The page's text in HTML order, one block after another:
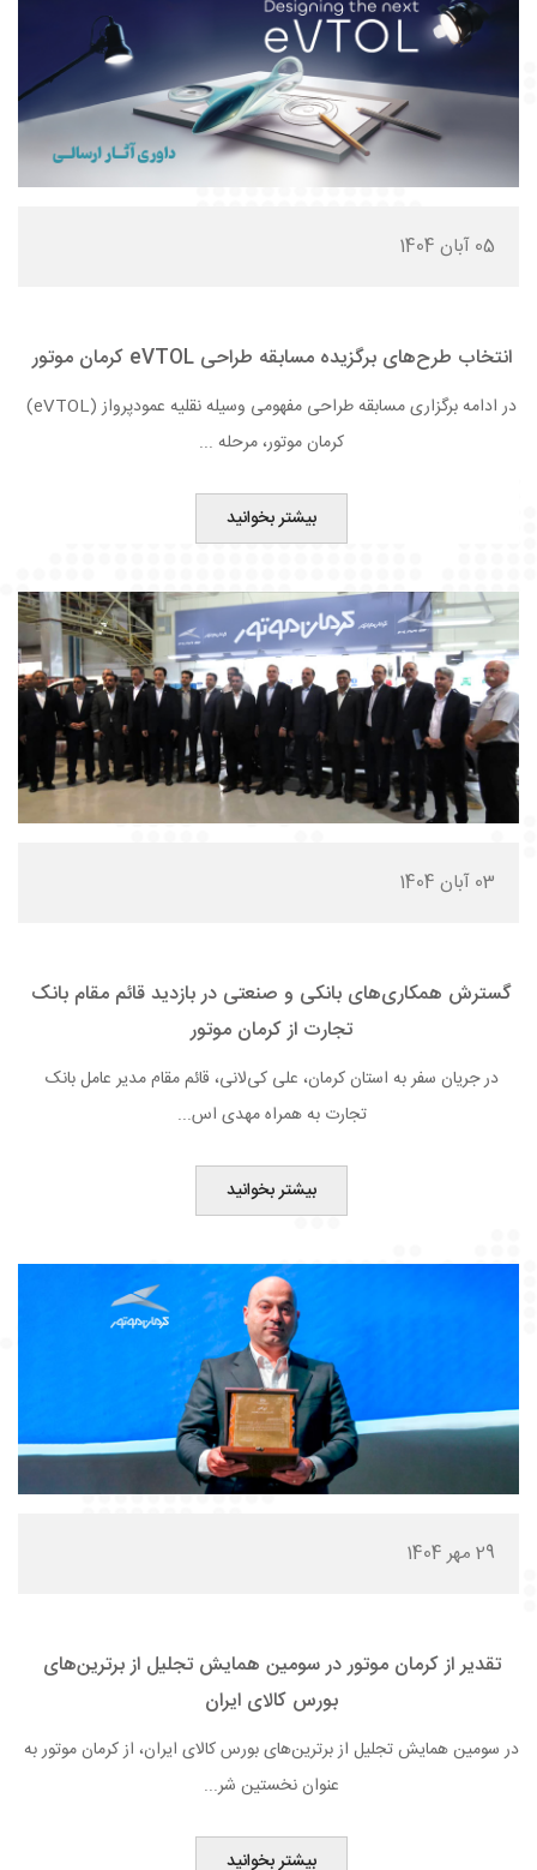
05 آبان 1404
انتخاب طرح‌های برگزیده مسابقه طراحی eVTOL کرمان موتور
در ادامه برگزاری مسابقه طراحی مفهومی وسیله نقلیه عمودپرواز (eVTOL)
کرمان موتور، مرحله ...
بیشتر بخوانید
03 آبان 1404
گسترش همکاری‌های بانکی و صنعتی در بازدید قائم مقام بانک
تجارت از کرمان موتور
در جریان سفر به استان کرمان، علی کی‌لانی، قائم مقام مدیر عامل بانک
تجارت به همراه مهدی اس...
بیشتر بخوانید
29 مهر 1404
تقدیر از کرمان موتور در سومین همایش تجلیل از برترین‌های
بورس کالای ایران
در سومین همایش تجلیل از برترین‌های بورس کالای ایران، از کرمان موتور به
عنوان نخستین شر...
بیشتر بخوانید